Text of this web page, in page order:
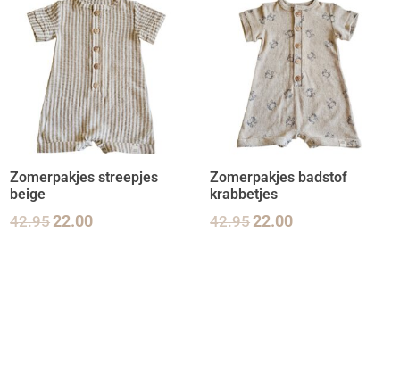
Zomerpakjes streepjes
beige
42.9522.00
Zomerpakjes badstof
krabbetjes
42.9522.00